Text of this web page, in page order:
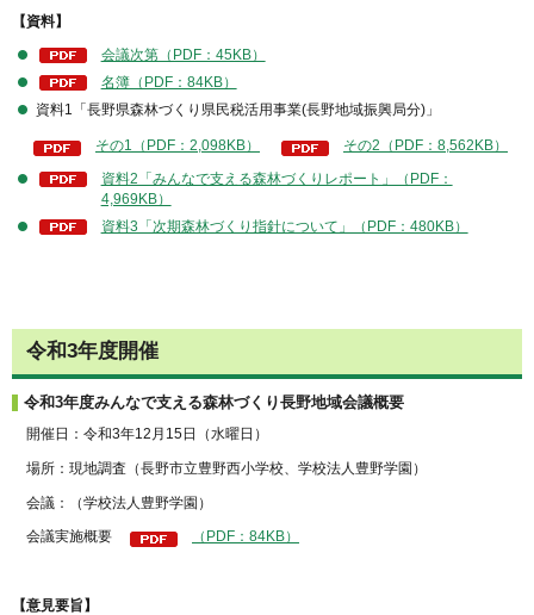
【資料】
会議次第（PDF：45KB）
名簿（PDF：84KB）
資料1「長野県森林づくり県民税活用事業(長野地域振興局分)」
その1（PDF：2,098KB）
その2（PDF：8,562KB）
資料2「みんなで支える森林づくりレポート」（PDF：
4,969KB）
資料3「次期森林づくり指針について」（PDF：480KB）
令和3年度開催
令和3年度みんなで支える森林づくり長野地域会議概要
開催日：令和3年12月15日（水曜日）
場所：現地調査（長野市立豊野西小学校、学校法人豊野学園）
会議：（学校法人豊野学園）
会議実施概要 （PDF：84KB）
【意見要旨】